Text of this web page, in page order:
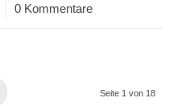
0 Kommentare
Seite 1 von 18